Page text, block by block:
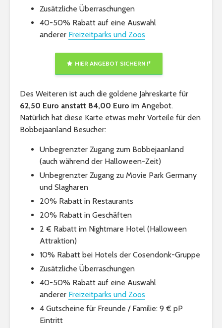
Zusätzliche Überraschungen
40-50% Rabatt auf eine Auswahl
anderer Freizeitparks und Zoos
HIER ANGEBOT SICHERN !*
Des Weiteren ist auch die goldene Jahreskarte für
62,50 Euro anstatt 84,00 Euro im Angebot.
Natürlich hat diese Karte etwas mehr Vorteile für den
Bobbejaanland Besucher:
Unbegrenzter Zugang zum Bobbejaanland
(auch während der Halloween-Zeit)
Unbegrenzter Zugang zu Movie Park Germany
und Slagharen
20% Rabatt in Restaurants
20% Rabatt in Geschäften
2 € Rabatt im Nightmare Hotel (Halloween
Attraktion)
10% Rabatt bei Hotels der Cosendonk-Gruppe
Zusätzliche Überraschungen
40-50% Rabatt auf eine Auswahl
anderer Freizeitparks und Zoos
4 Gutscheine für Freunde / Familie: 9 € pP
Eintritt